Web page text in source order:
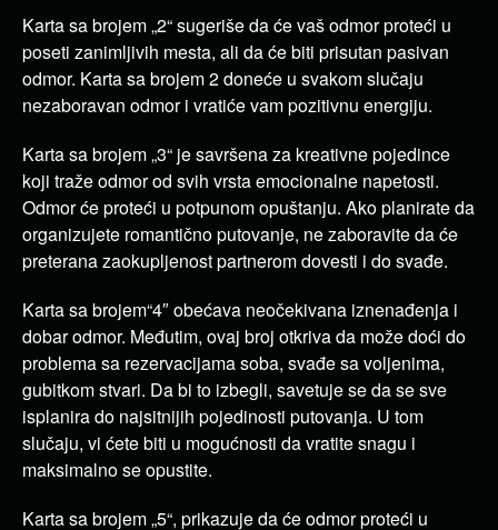
Karta sa brojem „2“ sugeriše da će vaš odmor proteći u
poseti zanimljivih mesta, ali da će biti prisutan pasivan
odmor. Karta sa brojem 2 doneće u svakom slučaju
nezaboravan odmor i vratiće vam pozitivnu energiju.
Karta sa brojem „3“ je savršena za kreativne pojedince
koji traže odmor od svih vrsta emocionalne napetosti.
Odmor će proteći u potpunom opuštanju. Ako planirate da
organizujete romantično putovanje, ne zaboravite da će
preterana zaokupljenost partnerom dovesti i do svađe.
Karta sa brojem“4″ obećava neočekivana iznenađenja i
dobar odmor. Međutim, ovaj broj otkriva da može doći do
problema sa rezervacijama soba, svađe sa voljenima,
gubitkom stvari. Da bi to izbegli, savetuje se da se sve
isplanira do najsitnijih pojedinosti putovanja. U tom
slučaju, vi ćete biti u mogućnosti da vratite snagu i
maksimalno se opustite.
Karta sa brojem „5“, prikazuje da će odmor proteći u